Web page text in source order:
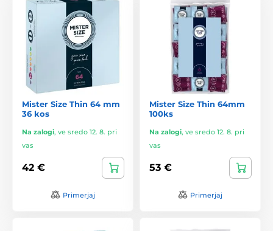
Mister Size Thin 64 mm
36 kos
Na zalogi, ve sredo 12. 8. pri
vas
42 €
Primerjaj
Mister Size Thin 64mm
100ks
Na zalogi, ve sredo 12. 8. pri
vas
53 €
Primerjaj